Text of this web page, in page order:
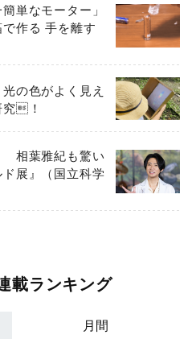
単なモーター」
作る 手を離す
の色がよく見え
究！
相葉雅紀も驚い
展』（国立科学
載ランキング
月間